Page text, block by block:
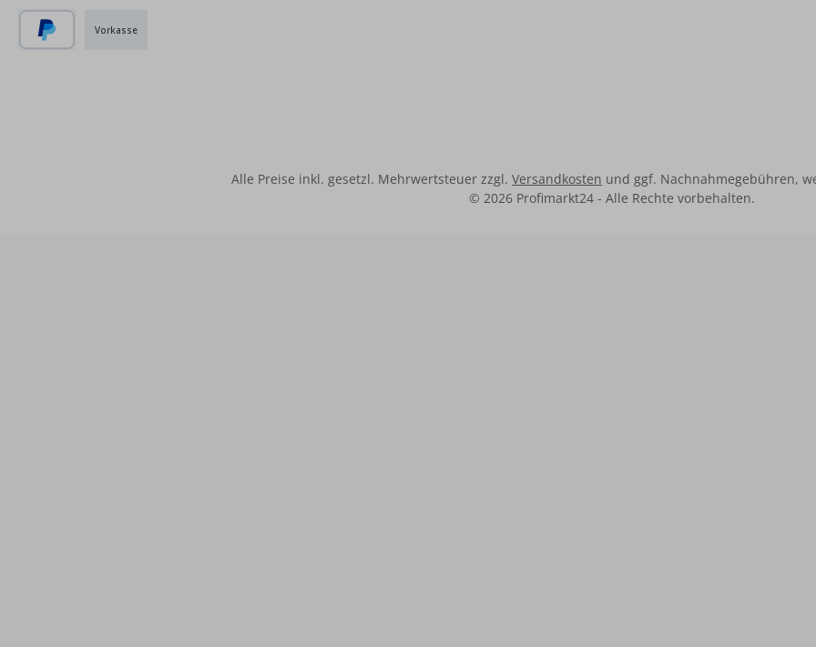
Vorkasse
Alle Preise inkl. gesetzl. Mehrwertsteuer zzgl. Versandkosten und ggf. Nachnahmegebühren,
© 2026 Profimarkt24 - Alle Rechte vorbehalten.